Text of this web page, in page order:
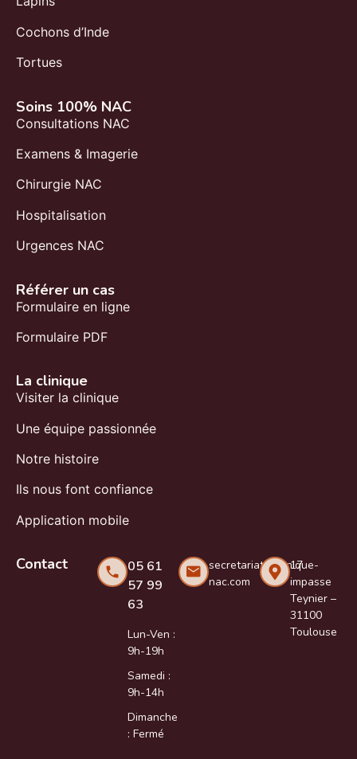
Cochons d’Inde
Tortues
Soins 100% NAC
Consultations NAC
Examens & Imagerie
Chirurgie NAC
Hospitalisation
Urgences NAC
Référer un cas
Formulaire en ligne
Formulaire PDF
La clinique
Visiter la clinique
Une équipe passionnée
Notre histoire
Ils nous font confiance
Application mobile
Contact
05 61
57 99
63
Lun-Ven :
9h-19h
Samedi :
9h-14h
Dimanche
: Fermé
secretariat@clinique-
nac.com
17
impasse
Teynier –
31100
Toulouse